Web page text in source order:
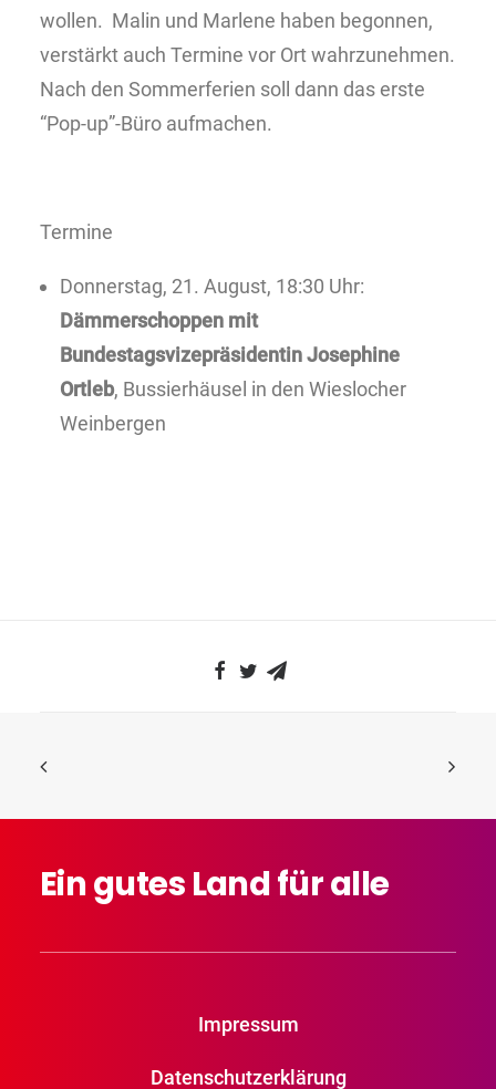
wollen. Malin und Marlene haben begonnen,
verstärkt auch Termine vor Ort wahrzunehmen.
Nach den Sommerferien soll dann das erste
“Pop-up”-Büro aufmachen.
Termine
Donnerstag, 21. August, 18:30 Uhr:
Dämmerschoppen mit
Bundestagsvizepräsidentin Josephine
Ortleb, Bussierhäusel in den Wieslocher
Weinbergen
EingutesLandfüralle
Impressum
Datenschutzerklärung